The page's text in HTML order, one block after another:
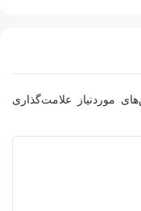
موردنیاز علامت‌گذاری